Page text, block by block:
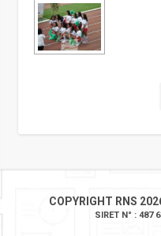
COPYRIGHT RNS
SIRET N° : 487